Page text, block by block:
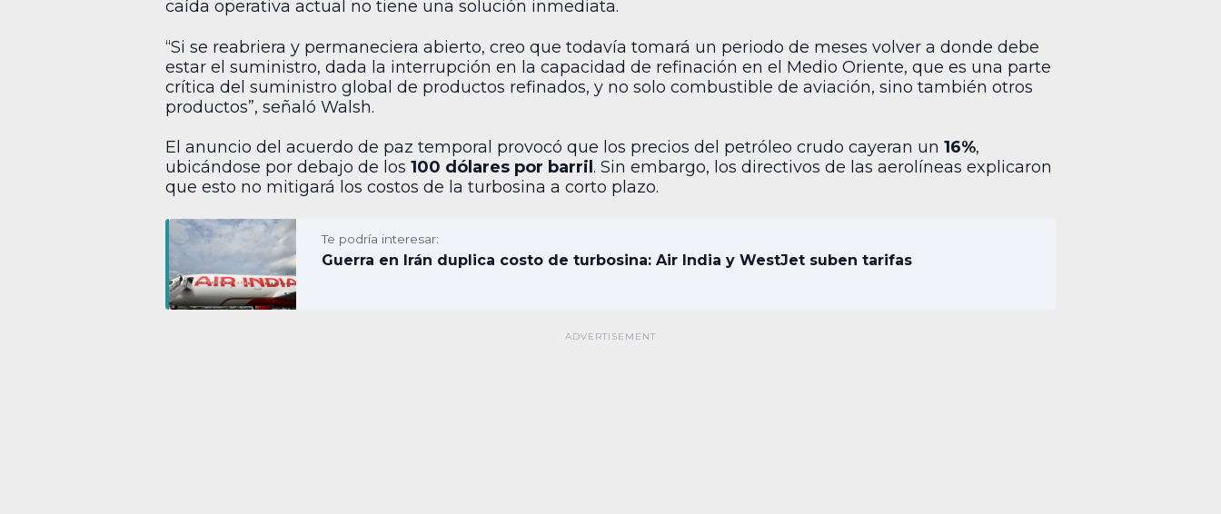
caída operativa actual no tiene una solución inmediata.
“Si se reabriera y permaneciera abierto, creo que todavía tomará un periodo de meses volver a donde debe
estar el suministro, dada la interrupción en la capacidad de refinación en el Medio Oriente, que es una parte
crítica del suministro global de productos refinados, y no solo combustible de aviación, sino también otros
productos”, señaló Walsh.
El anuncio del acuerdo de paz temporal provocó que los precios del petróleo crudo cayeran un 16%,
ubicándose por debajo de los 100 dólares por barril . Sin embargo, los directivos de las aerolíneas explicaron
que esto no mitigará los costos de la turbosina a corto plazo.
Te podría interesar:
Guerra en Irán duplica costo de turbosina: Air India y WestJet suben tarifas